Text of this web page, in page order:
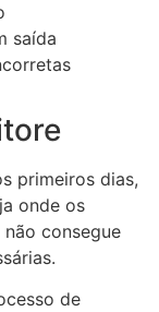
saída
primeiros dias,
onde os
consegue
de